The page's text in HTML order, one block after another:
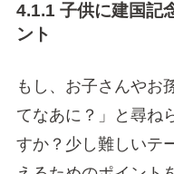
4.1.1 子供に建国記
ント
もし、お子さんやお
てなあに？」と尋ね
すか？少し難しいテ